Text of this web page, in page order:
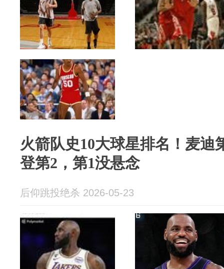
火箭队史10大球星排名！麦迪
登第2，第1没悬念
后仰跳投绝杀 2026-05-23